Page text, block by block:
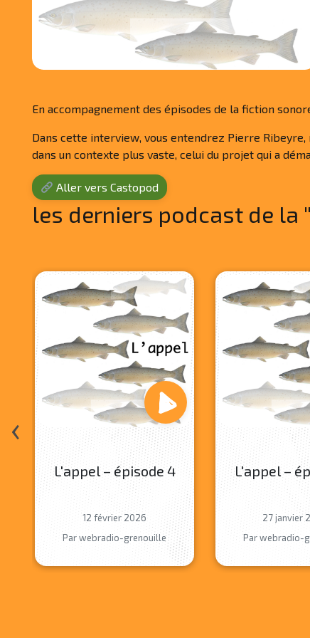
En accompagnement des épisodes de la fiction
Dans cette interview, vous entendrez Pierre Ribeyre,
dans un contexte plus vaste, celui du projet qui a
Aller vers Castopod
les derniers podcast de la
L'appel – épisode 4
12 février 2026
Par webradio-grenouille
L'appel –
27 janvier
Par webradio-
‹